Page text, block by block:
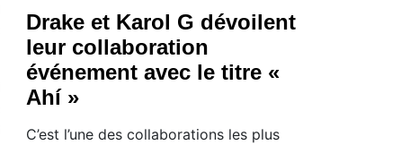
Drake et Karol G dévoilent
leur collaboration
événement avec le titre «
Ahí »
C’est l’une des collaborations les plus